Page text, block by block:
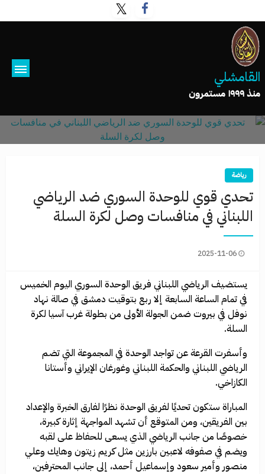
القامشلي
منذ ١٩٩٩ مستمرون
رياضة
تحدي قوي للوحدة السوري ضد الرياضي
اللبناني في منافسات وصل لكرة السلة
2025-11-06
يستضيف الرياضي اللبناني فريق الوحدة السوري اليوم الخميس
في تمام الساعة السابعة إلا ربع بتوقيت دمشق في صالة نهاد
نوفل في بيروت ضمن الجولة الأولى من بطولة غرب آسيا لكرة
السلة.
وأسفرت القرعة عن تواجد الوحدة في المجموعة التي تضم
الرياضي اللبناني والحكمة اللبناني وغورغان الإيراني وأستانا
الكازاخي.
المباراة ستكون تحديًا لفريق الوحدة نظرًا لفارق الخبرة والإعداد
بين الفريقين، ومن المتوقع أن تشهد المواجهة إثارة كبيرة،
خصوصًا من جانب الرياضي الذي يسعى للحفاظ على لقبه
ويضم في صفوفه لاعبين بارزين مثل كريم زيتون وهايك وعلي
منصور وأمير سعود وإسماعيل أحمد، إلى جانب المحترفين،